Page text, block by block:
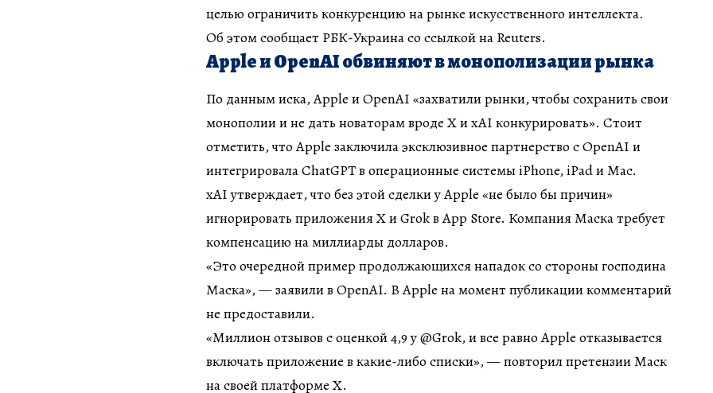
целью ограничить конкуренцию на рынке искусственного интеллекта.
Об этом сообщает РБК-Украина со ссылкой на Reuters.
Apple и OpenAI обвиняют в монополизации рынка
По данным иска, Apple и OpenAI «захватили рынки, чтобы сохранить свои
монополии и не дать новаторам вроде X и xAI конкурировать». Стоит
отметить, что Apple заключила эксклюзивное партнерство с OpenAI и
интегрировала ChatGPT в операционные системы iPhone, iPad и Mac.
xAI утверждает, что без этой сделки у Apple «не было бы причин»
игнорировать приложения X и Grok в App Store. Компания Маска требует
компенсацию на миллиарды долларов.
«Это очередной пример продолжающихся нападок со стороны господина
Маска», — заявили в OpenAI. В Apple на момент публикации комментарий
не предоставили.
«Миллион отзывов с оценкой 4,9 у @Grok, и все равно Apple отказывается
включать приложение в какие-либо списки», — повторил претензии Маск
на своей платформе X.